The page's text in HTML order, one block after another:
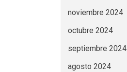
noviembre 2024
octubre 2024
septiembre 2024
agosto 2024